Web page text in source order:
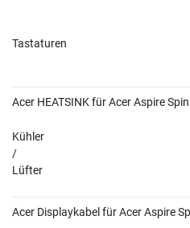
Tastaturen
Acer HEATSINK für Acer Aspire
Kühler
/
Lüfter
Acer Displaykabel für Acer Aspire